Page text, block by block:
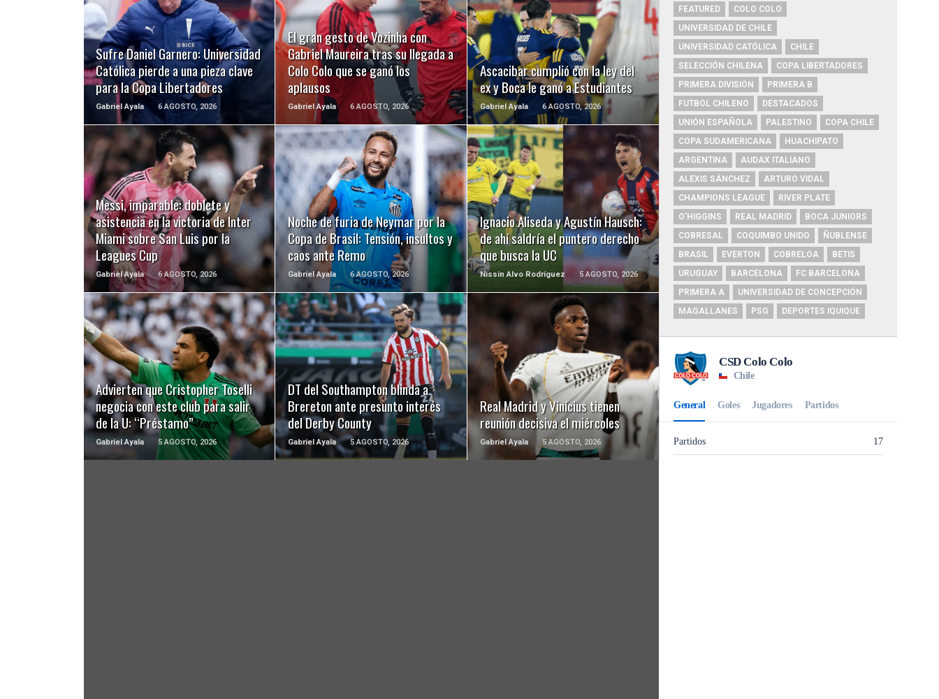
Sufre Daniel Garnero: Universidad
Católica pierde a una pieza clave
para la Copa Libertadores
Gabriel Ayala 6 AGOSTO, 2026
LEER MÁS
El gran gesto de Vozinha con
Gabriel Maureira tras su llegada a
Colo Colo que se ganó los
aplausos
Gabriel Ayala 6 AGOSTO, 2026
LEER MÁS
Ascacibar cumplió con la ley del
ex y Boca le ganó a Estudiantes
Gabriel Ayala 6 AGOSTO, 2026
LEER MÁS
Messi, imparable: doblete y
asistencia en la victoria de Inter
Miami sobre San Luis por la
Leagues Cup
Gabriel Ayala 6 AGOSTO, 2026
LEER MÁS
Noche de furia de Neymar por la
Copa de Brasil: Tensión, insultos y
caos ante Remo
Gabriel Ayala 6 AGOSTO, 2026
LEER MÁS
Ignacio Aliseda y Agustín Hausch:
de ahí saldría el puntero derecho
que busca la UC
Nissin Alvo Rodríguez 5 AGOSTO, 2026
LEER MÁS
Advierten que Cristopher Toselli
negocia con este club para salir
de la U: “Préstamo”
Gabriel Ayala 5 AGOSTO, 2026
LEER MÁS
DT del Southampton blinda a
Brereton ante presunto interés
del Derby County
Gabriel Ayala 5 AGOSTO, 2026
LEER MÁS
Real Madrid y Vinícius tienen
reunión decisiva el miércoles
Gabriel Ayala 5 AGOSTO, 2026
LEER MÁS
FEATURED
COLO COLO
UNIVERSIDAD DE CHILE
UNIVERSIDAD CATÓLICA
CHILE
SELECCIÓN CHILENA
COPA LIBERTADORES
PRIMERA DIVISIÓN
PRIMERA B
FUTBOL CHILENO
DESTACADOS
UNIÓN ESPAÑOLA
PALESTINO
COPA CHILE
COPA SUDAMERICANA
HUACHIPATO
ARGENTINA
AUDAX ITALIANO
ALEXIS SÁNCHEZ
ARTURO VIDAL
CHAMPIONS LEAGUE
RIVER PLATE
O'HIGGINS
REAL MADRID
BOCA JUNIORS
COBRESAL
COQUIMBO UNIDO
ÑUBLENSE
BRASIL
EVERTON COBRELOA
BETIS
URUGUAY
BARCELONA
FC BARCELONA
PRIMERA A
UNIVERSIDAD DE CONCEPCIÓN
MAGALLANES
PSG DEPORTES IQUIQUE